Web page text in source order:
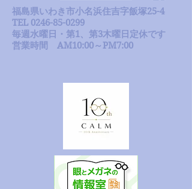
福島県いわき市小名浜住吉字飯塚25-4
TEL 0246-85-0299
毎週水曜日・第1、第3木曜日定休です
​営業時間 AM10:00～PM7:00